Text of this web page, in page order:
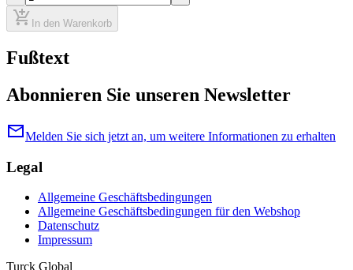
add_shopping_cart In den Warenkorb
Fußtext
Abonnieren Sie unseren Newsletter
mailMelden Sie sich jetzt an, um weitere Informationen zu erhalten
Legal
Allgemeine Geschäftsbedingungen
Allgemeine Geschäftsbedingungen für den Webshop
Datenschutz
Impressum
Turck Global